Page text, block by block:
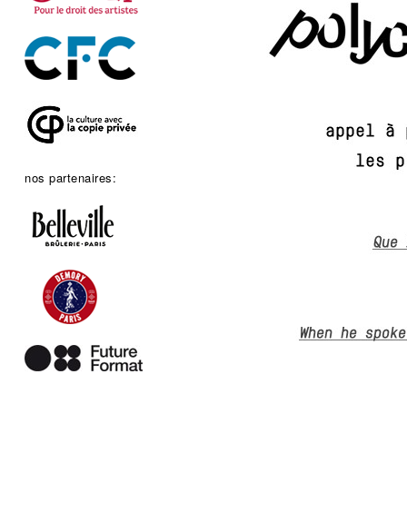
nos partenaires: